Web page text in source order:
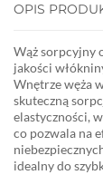
OPIS
Wąż sorpcyjny
jakości
Wnętrze węża
skuteczną
elastyczności,
co pozwala na
idealny do